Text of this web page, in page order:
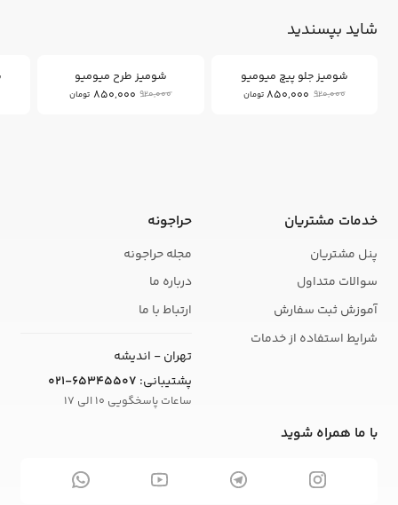
شاید بپسندید
شومیز جلو پیچ میومیو
920,000
850,000 تومان
شومیز طرح میومیو
920,000
850,000 تومان
خدمات مشتریان
پنل مشتریان
سوالات متداول
آموزش ثبت سفارش
شرایط استفاده از خدمات
حراجونه
مجله حراجونه
درباره ما
ارتباط با ما
تهران - اندیشه
پشتیبانی: 021-65345507
ساعات پاسخگویی 10 الی 17
با ما همراه شوید